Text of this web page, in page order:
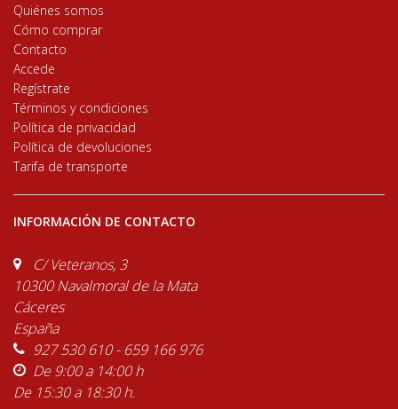
Quiénes somos
Cómo comprar
Contacto
Accede
Regístrate
Términos y condiciones
Política de privacidad
Política de devoluciones
Tarifa de transporte
INFORMACIÓN DE CONTACTO
C/ Veteranos, 3
10300 Navalmoral de la Mata
Cáceres
España
927 530 610 - 659 166 976
De 9:00 a 14:00 h
De 15:30 a 18:30 h.